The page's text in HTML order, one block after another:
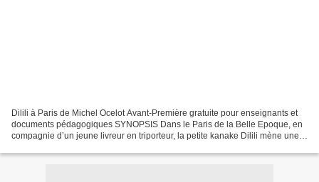
Dilili à Paris de Michel Ocelot Avant-Première gratuite pour enseignants et
documents pédagogiques SYNOPSIS Dans le Paris de la Belle Epoque, en
compagnie d’un jeune livreur en triporteur, la petite kanake Dilili mène une